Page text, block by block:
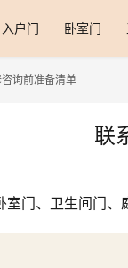
入户门 卧室门
询前准备清单
联
门、卫生间门、